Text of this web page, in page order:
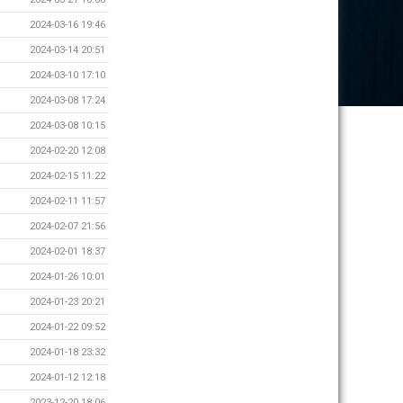
2024-03-16 19:46
2024-03-14 20:51
2024-03-10 17:10
2024-03-08 17:24
2024-03-08 10:15
2024-02-20 12:08
2024-02-15 11:22
2024-02-11 11:57
2024-02-07 21:56
2024-02-01 18:37
2024-01-26 10:01
2024-01-23 20:21
2024-01-22 09:52
2024-01-18 23:32
2024-01-12 12:18